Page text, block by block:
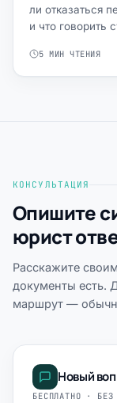
ли отказаться
и что говорить
5 МИН ЧТЕНИЯ
КОНСУЛЬТАЦИЯ
Опишите
юрист
Расскажите
документы есть.
маршрут —
Новый
БЕСПЛАТНО · БЕЗ